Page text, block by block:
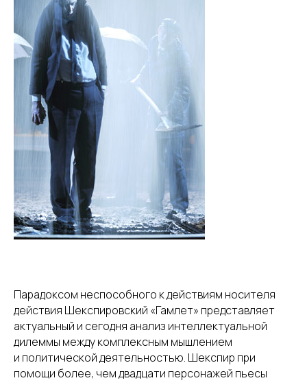
Парадоксом неспособного к действиям носителя
действия Шекспировский «Гамлет» представляет
актуальный и сегодня анализ интеллектуальной
дилеммы между комплексным мышлением
и политической деятельностью. Шекспир при
помощи более, чем двадцати персонажей пьесы